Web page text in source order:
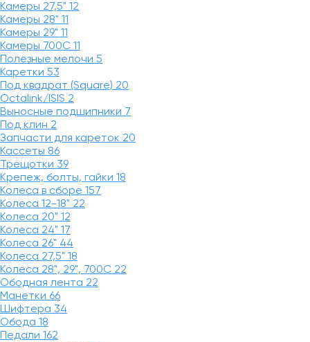
Камеры 27,5" 12
Камеры 28" 11
Камеры 29" 11
Камеры 700C 11
Полезные мелочи 5
Каретки 53
Под квадрат (Square) 20
Octalink/ISIS 2
Выносные подшипники 7
Под клин 2
Запчасти для кареток 20
Кассеты 86
Трещотки 39
Крепеж, болты, гайки 18
Колеса в сборе 157
Колеса 12-18" 22
Колеса 20" 12
Колеса 24" 17
Колеса 26" 44
Колеса 27,5" 18
Колеса 28", 29", 700С 22
Ободная лента 22
Манетки 66
Шифтера 34
Обода 18
Педали 162